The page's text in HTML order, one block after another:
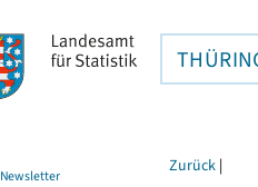
Newsletter Zurück |